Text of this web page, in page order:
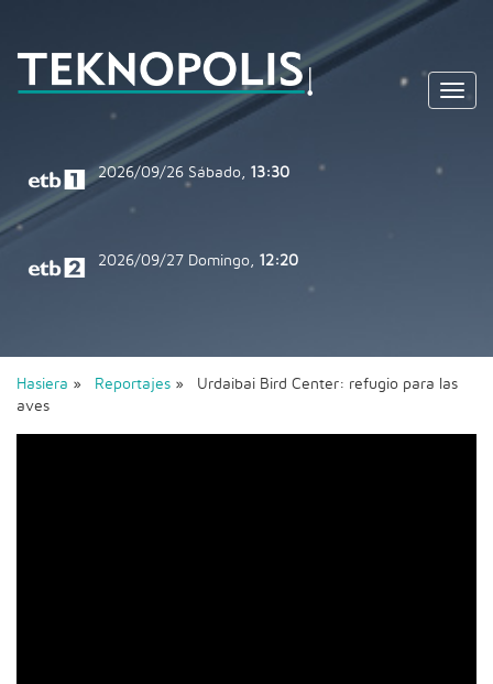
2026/09/26 Sábado, 13:30
2026/09/27 Domingo, 12:20
Hasiera » Reportajes » Urdaibai Bird Center: refugio para las
aves